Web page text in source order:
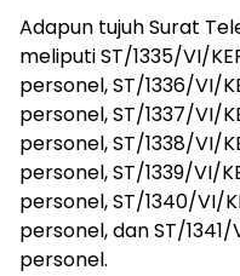
Adapun tujuh Surat
meliputi ST/1335/VI/
personel, ST/1336/VI/
personel, ST/1337/VI/
personel, ST/1338/VI/
personel, ST/1339/VI/
personel, ST/1340/VI/
personel, dan ST/
personel.